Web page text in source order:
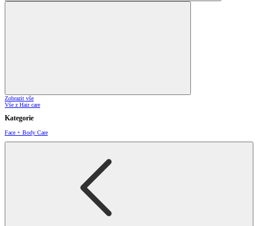
Zobrazit vše
Vše z Hair care
Kategorie
Face + Body Care